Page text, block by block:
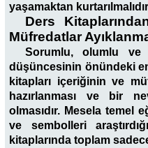
yaşamaktan
Ders
Müfredatlar
Sorumlu, olumlu
düşüncesinin önündeki
kitapları içeriğinin ve
hazırlanması ve bir
olmasıdır. Mesela temel
ve sembolleri
kitaplarında toplam